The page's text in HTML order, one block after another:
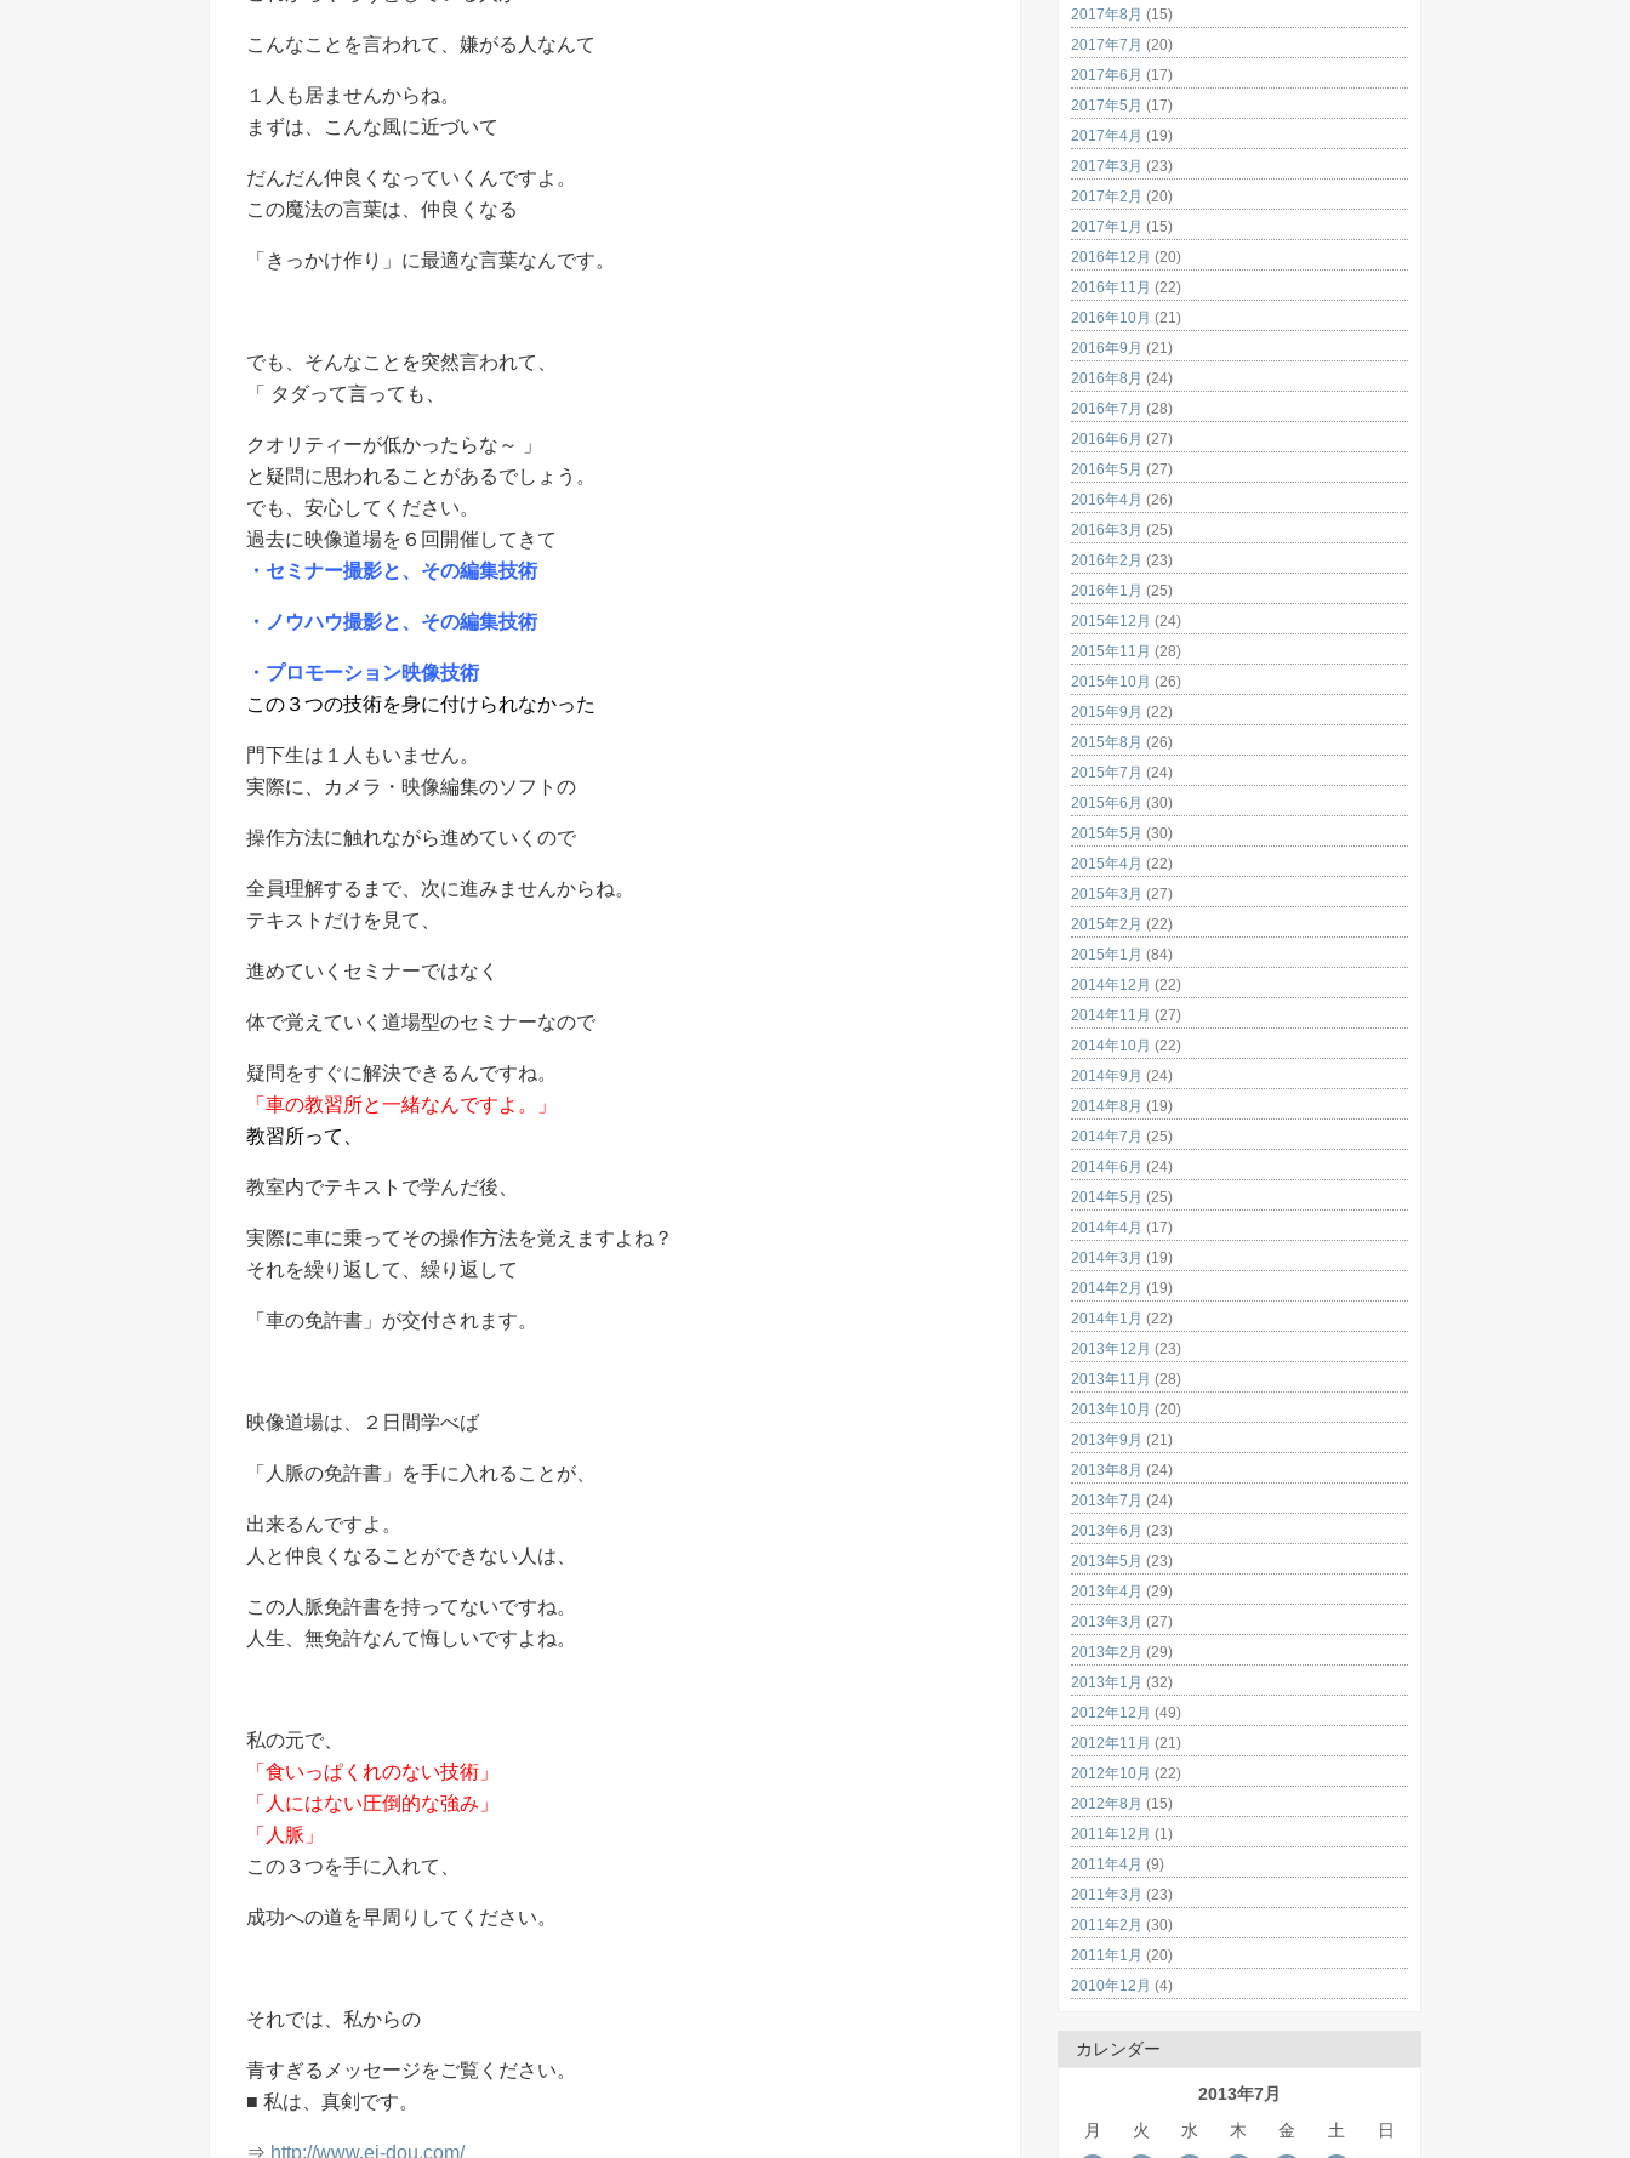
こんなことを言われて、嫌がる人なんて
１人も居ませんからね。
まずは、こんな風に近づいて
だんだん仲良くなっていくんですよ。
この魔法の言葉は、仲良くなる
「きっかけ作り」に最適な言葉なんです。
でも、そんなことを突然言われて、
「 タダって言っても、
クオリティーが低かったらな～ 」
と疑問に思われることがあるでしょう。
でも、安心してください。
過去に映像道場を６回開催してきて
・セミナー撮影と、その編集技術
・ノウハウ撮影と、その編集技術
・プロモーション映像技術
この３つの技術を身に付けられなかった
門下生は１人もいません。
実際に、カメラ・映像編集のソフトの
操作方法に触れながら進めていくので
全員理解するまで、次に進みませんからね。
テキストだけを見て、
進めていくセミナーではなく
体で覚えていく道場型のセミナーなので
疑問をすぐに解決できるんですね。
「車の教習所と一緒なんですよ。」
教習所って、
教室内でテキストで学んだ後、
実際に車に乗ってその操作方法を覚えますよね？
それを繰り返して、繰り返して
「車の免許書」が交付されます。
映像道場は、２日間学べば
「人脈の免許書」を手に入れることが、
出来るんですよ。
人と仲良くなることができない人は、
この人脈免許書を持ってないですね。
人生、無免許なんて悔しいですよね。
私の元で、
「食いっぱくれのない技術」
「人にはない圧倒的な強み」
「人脈」
この３つを手に入れて、
成功への道を早周りしてください。
それでは、私からの
青すぎるメッセージをご覧ください。
■ 私は、真剣です。
⇒ http://www.ei-dou.com/
2017年8月 (15)
2017年7月 (20)
2017年6月 (17)
2017年5月 (17)
2017年4月 (19)
2017年3月 (23)
2017年2月 (20)
2017年1月 (15)
2016年12月 (20)
2016年11月 (22)
2016年10月 (21)
2016年9月 (21)
2016年8月 (24)
2016年7月 (28)
2016年6月 (27)
2016年5月 (27)
2016年4月 (26)
2016年3月 (25)
2016年2月 (23)
2016年1月 (25)
2015年12月 (24)
2015年11月 (28)
2015年10月 (26)
2015年9月 (22)
2015年8月 (26)
2015年7月 (24)
2015年6月 (30)
2015年5月 (30)
2015年4月 (22)
2015年3月 (27)
2015年2月 (22)
2015年1月 (84)
2014年12月 (22)
2014年11月 (27)
2014年10月 (22)
2014年9月 (24)
2014年8月 (19)
2014年7月 (25)
2014年6月 (24)
2014年5月 (25)
2014年4月 (17)
2014年3月 (19)
2014年2月 (19)
2014年1月 (22)
2013年12月 (23)
2013年11月 (28)
2013年10月 (20)
2013年9月 (21)
2013年8月 (24)
2013年7月 (24)
2013年6月 (23)
2013年5月 (23)
2013年4月 (29)
2013年3月 (27)
2013年2月 (29)
2013年1月 (32)
2012年12月 (49)
2012年11月 (21)
2012年10月 (22)
2012年8月 (15)
2011年12月 (1)
2011年4月 (9)
2011年3月 (23)
2011年2月 (30)
2011年1月 (20)
2010年12月 (4)
カレンダー
2013年7月
月
火 水 木 金 土
日